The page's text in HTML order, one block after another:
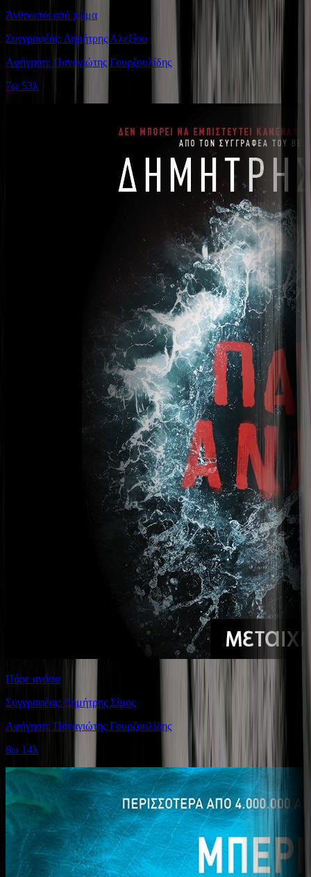
Άνθρωποι από χώμα
Συγγραφέας: Δημήτρης Αλεξίου
Αφήγηση: Παναγιώτης Γουρζουλίδης
7ω 53λ
Πάρε ανάσα
Συγγραφέας: Δημήτρης Σίμος
Αφήγηση: Παναγιώτης Γουρζουλίδης
8ω 14λ